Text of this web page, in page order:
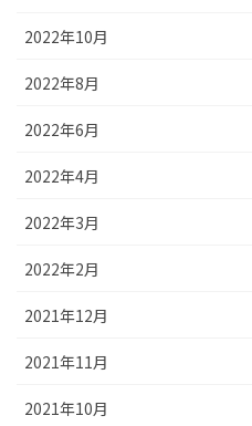
2022年10月
2022年8月
2022年6月
2022年4月
2022年3月
2022年2月
2021年12月
2021年11月
2021年10月